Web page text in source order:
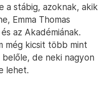
a stábig, azoknak, akik
Emma Thomas
az Akadémiának.
még kicsit több mint
de neki nagyon
lehet.